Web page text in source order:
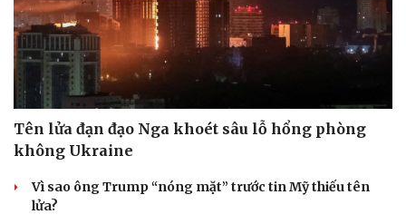
Tên lửa đạn đạo Nga khoét sâu lỗ hổng phòng
không Ukraine
Vì sao ông Trump “nóng mặt” trước tin Mỹ thiếu tên
lửa?